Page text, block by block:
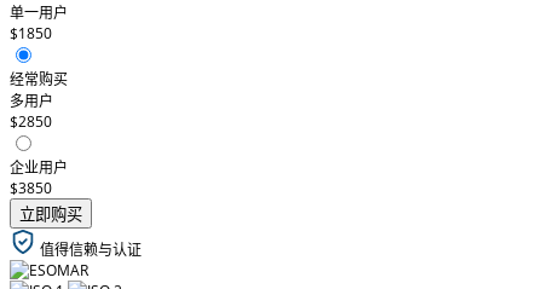
单一用户
$1850
经常购买
多用户
$2850
企业用户
$3850
立即购买
值得信赖与认证